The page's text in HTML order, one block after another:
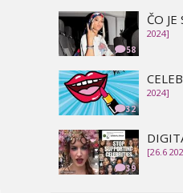
58
ČO JE
2024]
32
2024]
39
[26.6